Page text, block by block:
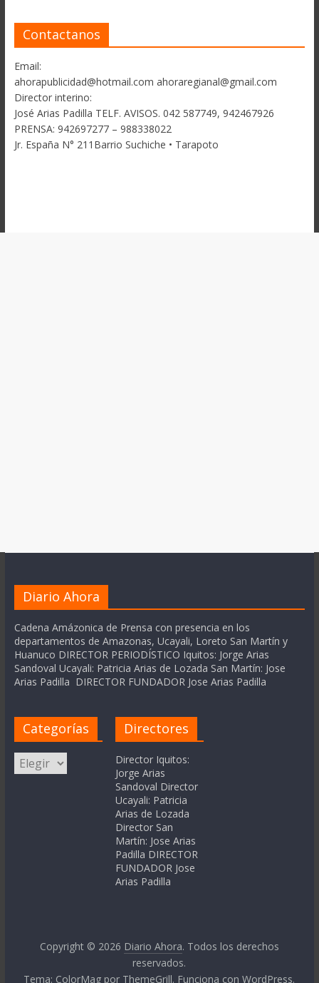
Contactanos
Email:
ahorapublicidad@hotmail.com ahoraregianal@gmail.com
Director interino:
José Arias Padilla TELF. AVISOS. 042 587749, 942467926
PRENSA: 942697277 – 988338022
Jr. España N° 211Barrio Suchiche • Tarapoto
Diario Ahora
Cadena Amázonica de Prensa con presencia en los
departamentos de Amazonas, Ucayali, Loreto San Martín y
Huanuco DIRECTOR PERIODÍSTICO Iquitos: Jorge Arias
Sandoval Ucayali: Patricia Arias de Lozada San Martín: Jose
Arias Padilla DIRECTOR FUNDADOR Jose Arias Padilla
Categorías
Categorías
Directores
Director Iquitos:
Jorge Arias
Sandoval Director
Ucayali: Patricia
Arias de Lozada
Director San
Martín: Jose Arias
Padilla DIRECTOR
FUNDADOR Jose
Arias Padilla
Copyright © 2026 Diario Ahora. Todos los derechos
reservados.
Tema: ColorMag por ThemeGrill. Funciona conWordPress.